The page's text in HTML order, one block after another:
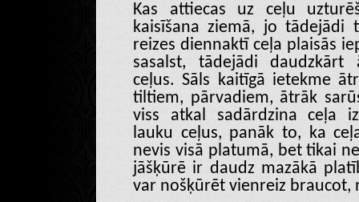
Kas attiecas uz ceļu
kaisīšana ziemā, jo tādejādi
reizes diennaktī ceļa plaisās
sasalst, tādejādi daudzkārt
ceļus. Sāls kaitīgā ietekme
tiltiem, pārvadiem, ātrāk
viss atkal sadārdzina ceļa
lauku ceļus, panāk to, ka
nevis visā platumā, bet tikai
jāšķūrē ir daudz mazākā
var nošķūrēt vienreiz braucot,